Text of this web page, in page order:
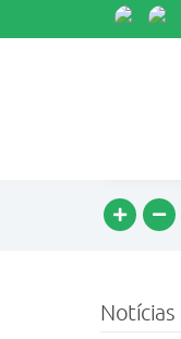
Notícias